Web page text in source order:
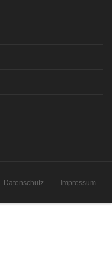
Datenschutz Impressum